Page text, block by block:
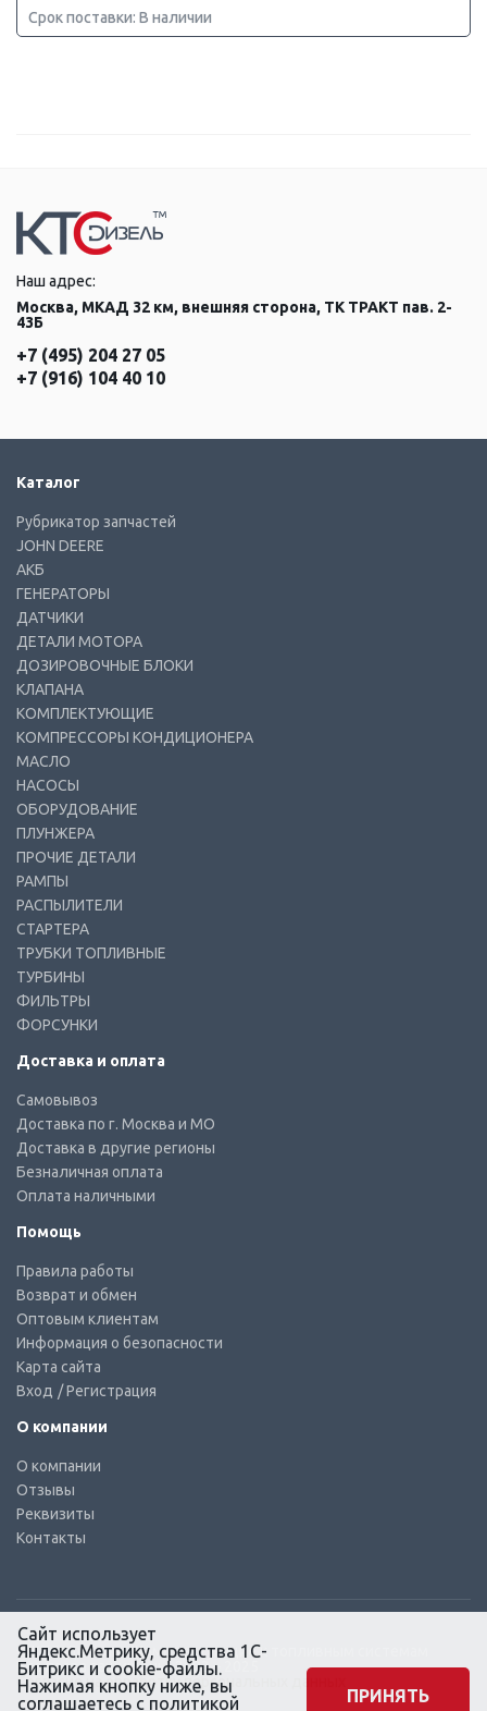
Срок поставки: В наличии
Наш адрес:
Москва, МКАД 32 км, внешняя сторона, ТК ТРАКТ пав. 2-
43Б
+7 (495) 204 27 05
+7 (916) 104 40 10
Каталог
Рубрикатор запчастей
JOHN DEERE
АКБ
ГЕНЕРАТОРЫ
ДАТЧИКИ
ДЕТАЛИ МОТОРА
ДОЗИРОВОЧНЫЕ БЛОКИ
КЛАПАНА
КОМПЛЕКТУЮЩИЕ
КОМПРЕССОРЫ КОНДИЦИОНЕРА
МАСЛО
НАСОСЫ
ОБОРУДОВАНИЕ
ПЛУНЖЕРА
ПРОЧИЕ ДЕТАЛИ
РАМПЫ
РАСПЫЛИТЕЛИ
СТАРТЕРА
ТРУБКИ ТОПЛИВНЫЕ
ТУРБИНЫ
ФИЛЬТРЫ
ФОРСУНКИ
Доставка и оплата
Самовывоз
Доставка по г. Москва и МО
Доставка в другие регионы
Безналичная оплата
Оплата наличными
Помощь
Правила работы
Возврат и обмен
Оптовым клиентам
Информация о безопасности
Карта сайта
Вход / Регистрация
О компании
О компании
Отзывы
Реквизиты
Контакты
© КТС-Дизель – Комплектующие к топливным системам
Все права защищены, 2003 – 2025
Согласие на обработку персональных данных
Сайт использует
Яндекс.Метрику, средства 1С-
Битрикс и cookie-файлы.
Нажимая кнопку ниже, вы
соглашаетесь с политикой ПРИНЯТЬ